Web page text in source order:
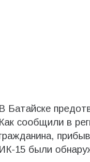
В Батайске
Как сообщили в
ИК-15 были